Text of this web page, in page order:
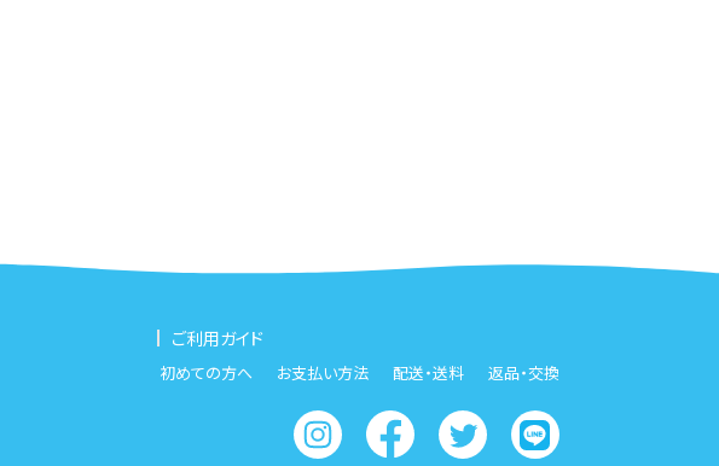
ご利用ガイド
初めての方へ お支払い方法 配送・送料 返品・交換